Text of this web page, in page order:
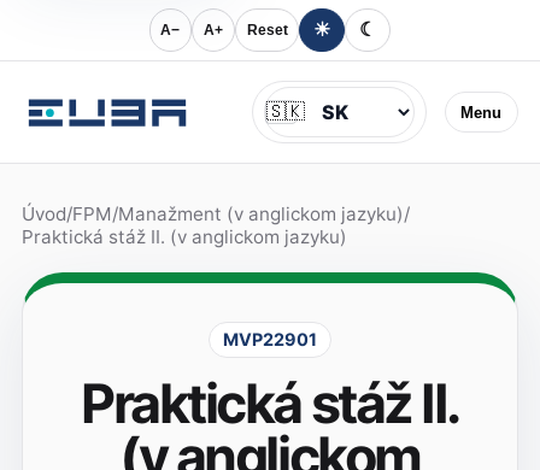
A− A+ Reset ☀ ☾
Menu
Jazyk
🇸🇰
Úvod/FPM/Manažment (v anglickom jazyku)/
Praktická stáž II. (v anglickom jazyku)
MVP22901
Praktická stáž II.
(v anglickom